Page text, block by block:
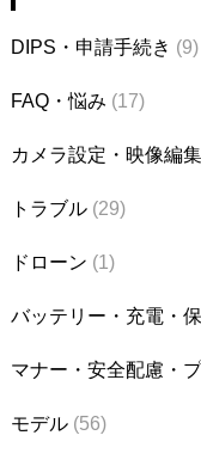
DIPS・申請手続き (9)
FAQ・悩み (17)
カメラ設定・映像編集
トラブル (29)
ドローン (1)
バッテリー・充電・
マナー・安全配慮・
モデル (56)